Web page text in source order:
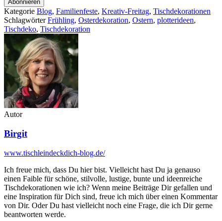
Kategorie Blog, Familienfeste, Kreativ-Freitag, Tischdekorationen
SchlagwörterFrühling, Osterdekoration, Ostern, plotterideen,
Tischdeko, Tischdekoration
Autor
Birgit
www.tischleindeckdich-blog.de/
Ich freue mich, dass Du hier bist. Vielleicht hast Du ja genauso
einen Faible für schöne, stilvolle, lustige, bunte und ideenreiche
Tischdekorationen wie ich? Wenn meine Beiträge Dir gefallen und
eine Inspiration für Dich sind, freue ich mich über einen Kommentar
von Dir. Oder Du hast vielleicht noch eine Frage, die ich Dir gerne
beantworten werde.